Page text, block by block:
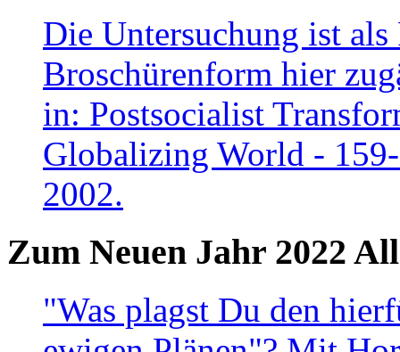
Die Untersuchung ist
Broschürenform hier
in: Postsocialist
Globalizing World -
2002.
Zum Neuen Jahr 2022
"Was plagst Du den